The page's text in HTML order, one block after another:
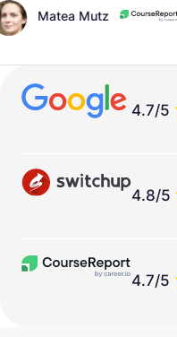
4.7/5
4.8/5
4.7/5